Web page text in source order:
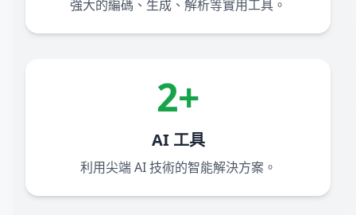
強大的編碼、生成、解析等實用工具。
2+
AI 工具
利用尖端 AI 技術的智能解決方案。